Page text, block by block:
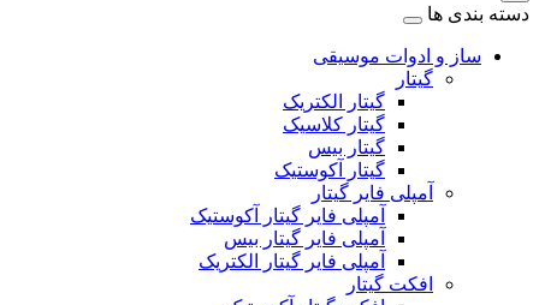
دسته بندی ها
ساز و ادوات موسیقی
گیتار
گیتار الکتریک
گیتار کلاسیک
گیتار بیس
گیتار آکوستیک
آمپلی فایر گیتار
آمپلی فایر گیتار آکوستیک
آمپلی فایر گیتار بیس
آمپلی فایر گیتار الکتریک
افکت گیتار